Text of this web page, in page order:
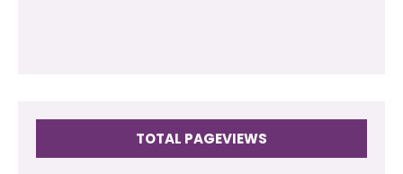
TOTAL PAGEVIEWS